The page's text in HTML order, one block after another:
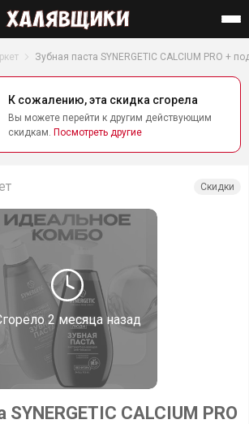
Найти
Зубная паста SYNERGETIC CALCIUM PRO +
К сожалению, эта скидка сгорела
Вы можете перейти к другим действующим
скидкам. Посмотреть другие
2 месяца назад
Скидки
SYNERGETIC CALCIUM PRO